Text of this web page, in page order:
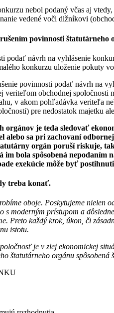
nebol podaný včas aj
vedené voči dlžníkovi
povinnosti
podať návrh na vyhlásenie
konkurzu uloženie pokuty
povinnosti podať návrh na
veriteľom obchodnej spoločnosti
v akom pohľadávka veriteľa
pre nedostatok majetku
orgánov je teda sledovať
alebo sa pri zachovaní
orgán poruší riskuje,
im bola spôsobená
exekúcie môže byť
treba konať.
oboje. Poskytujeme nielen
s moderným prístupom a
Preto každý krok, úkon, či
istotu.
je v zlej ekonomickej
štatutárneho orgánu